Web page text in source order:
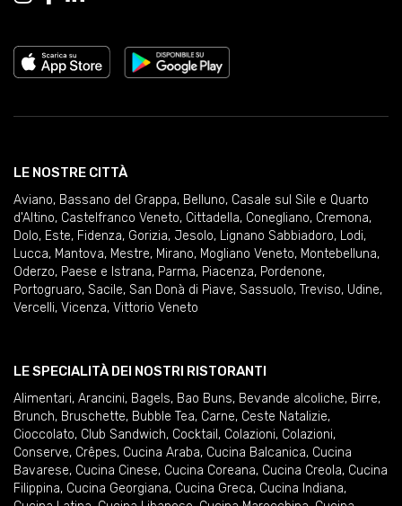
LE NOSTRE CITTÀ
Aviano, Bassano del Grappa, Belluno, Casale sul Sile e Quarto
d'Altino, Castelfranco Veneto, Cittadella, Conegliano, Cremona,
Dolo, Este, Fidenza, Gorizia, Jesolo, Lignano Sabbiadoro, Lodi,
Lucca, Mantova, Mestre, Mirano, Mogliano Veneto, Montebelluna,
Oderzo, Paese e Istrana, Parma, Piacenza, Pordenone,
Portogruaro, Sacile, San Donà di Piave, Sassuolo, Treviso, Udine,
Vercelli, Vicenza, Vittorio Veneto
LE SPECIALITÀ DEI NOSTRI RISTORANTI
Alimentari, Arancini, Bagels, Bao Buns, Bevande alcoliche, Birre,
Brunch, Bruschette, Bubble Tea, Carne, Ceste Natalizie,
Cioccolato, Club Sandwich, Cocktail , Colazioni, Colazioni,
Conserve, Crêpes, Cucina Araba, Cucina Balcanica, Cucina
Bavarese, Cucina Cinese, Cucina Coreana, Cucina Creola, Cucina
Filippina, Cucina Georgiana, Cucina Greca, Cucina Indiana,